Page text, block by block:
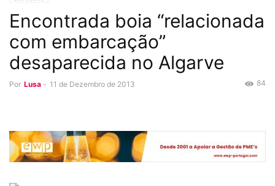
Encontrada boia “relacionada
com embarcação”
desaparecida no Algarve
Por Lusa - 11 de Dezembro de 2013 84